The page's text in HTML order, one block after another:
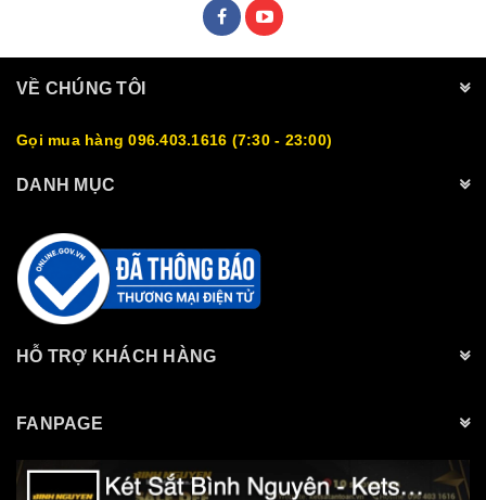
VỀ CHÚNG TÔI
Gọi mua hàng 096.403.1616 (7:30 - 23:00)
DANH MỤC
HỖ TRỢ KHÁCH HÀNG
FANPAGE